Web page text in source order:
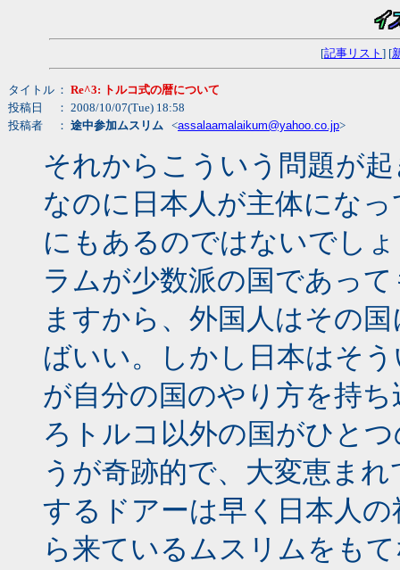
[記事リスト ] [
タイトル ： Re^3: トルコ式の暦について
投稿日
： 2008/10/07(Tue) 18:58
投稿者
： 途中参加ムスリム <assalaamalaikum@yahoo.co.jp>
それからこういう問題が
なのに日本人が主体にな
にもあるのではないでし
ラムが少数派の国であっ
ますから、外国人はその
ばいい。しかし日本はそ
が自分の国のやり方を持
ろトルコ以外の国がひと
うが奇跡的で、大変恵ま
するドアーは早く日本人
ら来ているムスリムをも